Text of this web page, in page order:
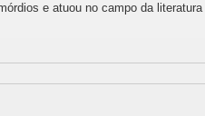
e atuou no campo da